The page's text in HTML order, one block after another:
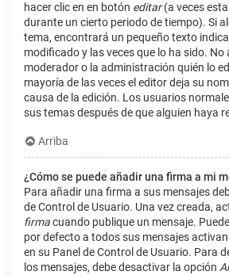
hacer clic en en botón editar(a veces
durante un cierto periodo de tiempo). Si
tema, encontrará un pequeño texto
modificado y las veces que lo ha sido. No
moderador o la administración quién lo
mayoría de las veces el editor deja su
causa de la edición. Los usuarios
sus temas después de que alguien haya
Arriba
¿Cómo se puede añadir una firma a mi
Para añadir una firma a sus mensajes
de Control de Usuario. Una vez creada,
firmacuando publique un mensaje.
por defecto a todos sus mensajes
en su Panel de Control de Usuario. Para
los mensajes, debe desactivar la opción